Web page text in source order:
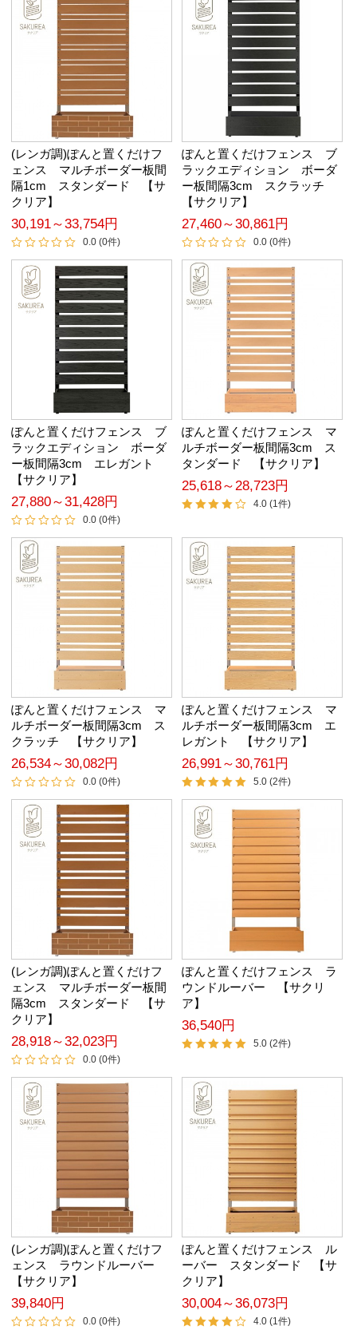
(レンガ調)ぽんと置くだけフ
ェンス マルチボーダー板間
隔1cm スタンダード 【サ
クリア】
30,191～33,754円
0.0 (0件)
ぽんと置くだけフェンス ブ
ラックエディション ボーダ
ー板間隔3cm スクラッチ
【サクリア】
27,460～30,861円
0.0 (0件)
ぽんと置くだけフェンス ブ
ラックエディション ボーダ
ー板間隔3cm エレガント
【サクリア】
27,880～31,428円
0.0 (0件)
ぽんと置くだけフェンス マ
ルチボーダー板間隔3cm ス
タンダード 【サクリア】
25,618～28,723円
4.0 (1件)
ぽんと置くだけフェンス マ
ルチボーダー板間隔3cm ス
クラッチ 【サクリア】
26,534～30,082円
0.0 (0件)
ぽんと置くだけフェンス マ
ルチボーダー板間隔3cm エ
レガント 【サクリア】
26,991～30,761円
5.0 (2件)
(レンガ調)ぽんと置くだけフ
ェンス マルチボーダー板間
隔3cm スタンダード 【サ
クリア】
28,918～32,023円
0.0 (0件)
ぽんと置くだけフェンス ラ
ウンドルーバー 【サクリ
ア】
36,540円
5.0 (2件)
(レンガ調)ぽんと置くだけフ
ェンス ラウンドルーバー
【サクリア】
39,840円
0.0 (0件)
ぽんと置くだけフェンス ル
ーバー スタンダード 【サ
クリア】
30,004～36,073円
4.0 (1件)